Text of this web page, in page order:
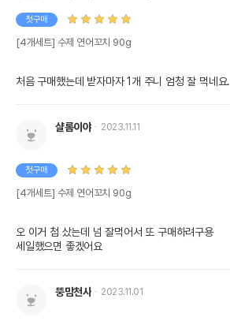
첫구매
[4개세트] 수제 연어꼬치 90g
처음 구매했는데 받자마자 1개 주니 엄청 잘 먹네요.
샬롬이야 2023.11.11
첫구매
[4개세트] 수제 연어꼬치 90g
오 이거 첨 샀는데 넘 잘먹어서 또 구매하려구용
세일했으면 좋겠어요
뚱맘천사 2023.11.01